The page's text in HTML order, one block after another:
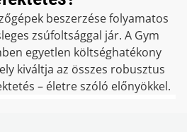
beszerzése folyamatos
zsúfoltsággal jár. A Gym
egyetlen költséghatékony
kiváltja az összes robusztus
– életre szóló előnyökkel.